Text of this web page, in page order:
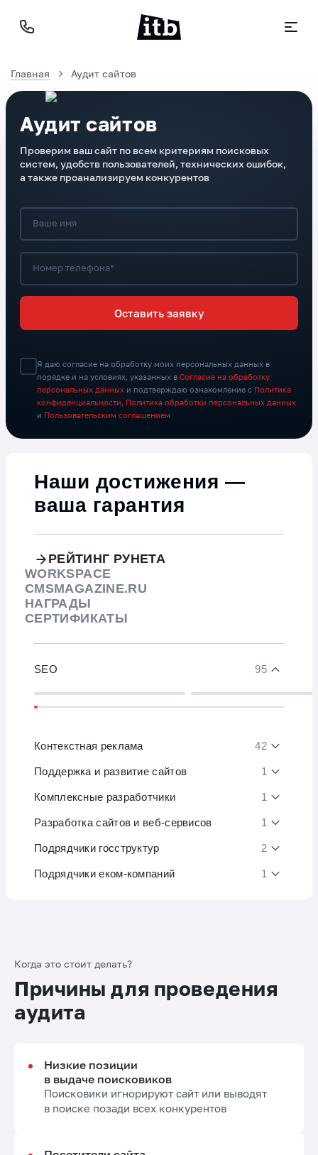
Главная Аудит сайтов
Аудит сайтов
Проверим ваш сайт по всем критериям поисковых
систем, удобств пользователей, технических ошибок,
а также проанализируем конкурентов
Ваше имя
Номер телефона*
Оставить заявку
Я даю согласие на обработку моих персональных данных в
порядке и на условиях, указанных в Согласие на обработку
персональных данных и подтверждаю ознакомление с Политика
конфиденциальности
Политика обработки персональных данных
и Пользовательским соглашением
Наши достижения —
ваша гарантия
РЕЙТИНГ РУНЕТА
WORKSPACE
CMSMAGAZINE.RU
НАГРАДЫ
СЕРТИФИКАТЫ
SEO 95
Контекстная реклама 42
Поддержка и развитие сайтов 1
Комплексные разработчики 1
Разработка сайтов и веб-сервисов 1
Подрядчики госструктур 2
Подрядчики еком-компаний 1
Когда это стоит делать?
Причины для проведения
аудита
Низкие позиции
в выдаче поисковиков
Поисковики игнорируют сайт или выводят
в поиске позади всех конкурентов